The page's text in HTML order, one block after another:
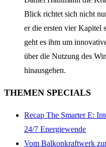
Blick richtet sich nicht
er die ersten vier Kapitel
geht es ihm um
über die Nutzung des
hinausgehen.
THEMEN SPECIALS
Recap The Smarter E:
24/7 Energiewende
Vom Balkonkraftwerk